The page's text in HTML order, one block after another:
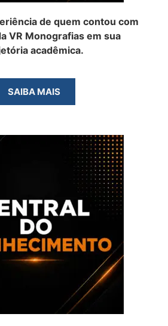
de quem contou com
VR Monografias em sua
acadêmica.
SAIBA MAIS